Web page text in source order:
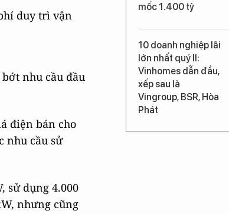
duy trì vận
nhu cầu đầu
điện bán cho
nhu cầu sử
sử dụng 4.000
nhưng cũng
mốc 1.400 tỷ
10 doanh nghiệp lãi
lớn nhất quý II:
Vinhomes dẫn đầu,
xếp sau là
Vingroup, BSR, Hòa
Phát